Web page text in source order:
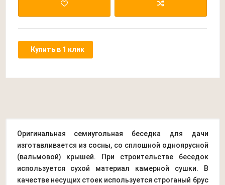
Купить в 1 клик
Оригинальная семиугольная беседка для дачи
изготавливается из сосны, со сплошной одноярусной
(вальмовой) крышей. При строительстве беседок
используется сухой материал камерной сушки. В
качестве несущих стоек используется строганый брус